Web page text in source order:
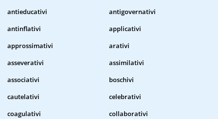
antieducativi
antigovernativi
antinflativi
applicativi
approssimativi
arativi
asseverativi
assimilativi
associativi
boschivi
cautelativi
celebrativi
coagulativi
collaborativi